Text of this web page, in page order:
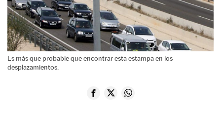
Es más que probable que encontrar esta estampa en los
desplazamientos.